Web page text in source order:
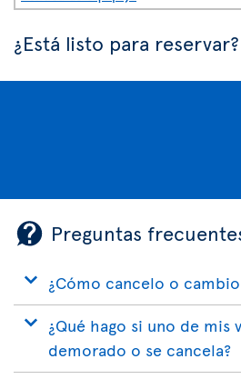
¿Está listo para reservar?
Preguntas
¿Cómo cancelo o
¿Qué hago si uno de mis
demorado o se cancela?